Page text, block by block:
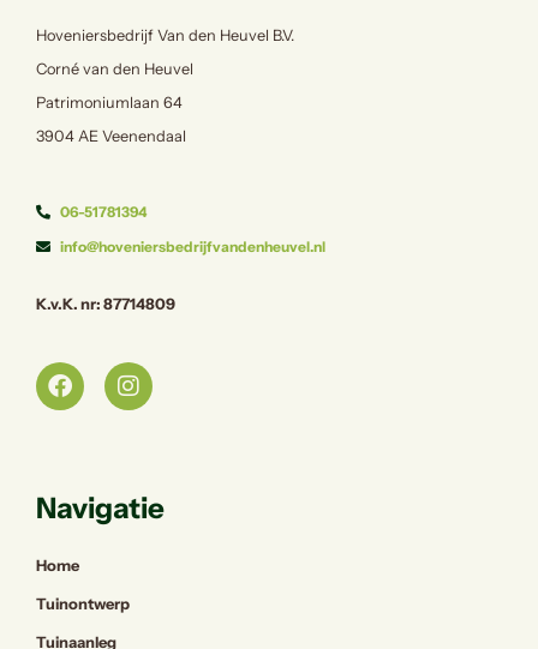
Hoveniersbedrijf Van den Heuvel B.V.
Corné van den Heuvel
Patrimoniumlaan 64
3904 AE Veenendaal
06-51781394
info@hoveniersbedrijfvandenheuvel.nl
K.v.K. nr: 87714809
Navigatie
Home
Tuinontwerp
Tuinaanleg